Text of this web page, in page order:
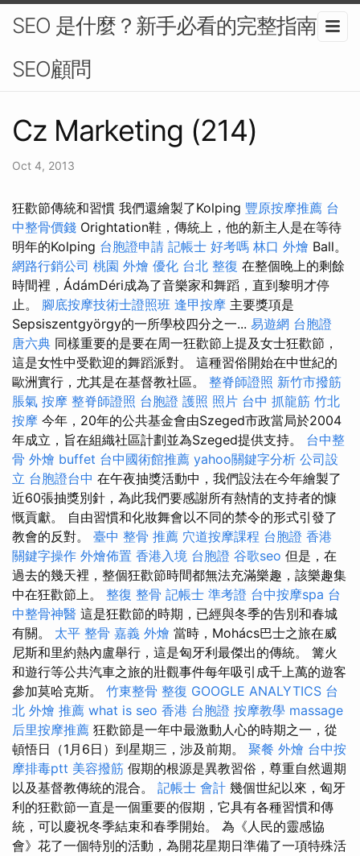
SEO 是什麼？新手必看的完整指南-
SEO顧問
Cz Marketing (214)
Oct 4, 2013
狂歡節傳統和習慣 我們還繪製了Kolping 豐原按摩推薦 台
中整骨價錢 Orightation鞋，傳統上，他的新主人是在等待
明年的Kolping 台胞證申請 記帳士 好考嗎 林口 外燴 Ball。
網路行銷公司 桃園 外燴 優化 台北 整復 在整個晚上的剩餘
時間裡，ÁdámDéri成為了音樂家和舞蹈，直到黎明才停
止。 腳底按摩技術士證照班 逢甲按摩 主要獎項是
Sepsiszentgyörgy的一所學校四分之一... 易遊網 台胞證
唐六典 同樣重要的是要在周一狂歡節上提及女士狂歡節，
這是女性中受歡迎的舞蹈派對。 這種習俗開始在中世紀的
歐洲實行，尤其是在基督教社區。 整脊師證照 新竹市撥筋
脹氣 按摩 整脊師證照 台胞證 護照 照片 台中 抓龍筋 竹北
按摩 今年，20年的公共基金會由Szeged市政當局於2004
年成立，旨在組織社區計劃並為Szeged提供支持。 台中整
骨 外燴 buffet 台中國術館推薦 yahoo關鍵字分析 公司設
立 台胞證台中 在午夜抽獎活動中，我們設法在今年繪製了
近60張抽獎別針，為此我們要感謝所有熱情的支持者的慷
慨貢獻。 自由習慣和化妝舞會以不同的禁令的形式引發了
教會的反對。 臺中 整骨 推薦 穴道按摩課程 台胞證 香港
關鍵字操作 外燴佈置 香港入境 台胞證 谷歌seo 但是，在
過去的幾天裡，整個狂歡節時間都無法充滿樂趣，該樂趣集
中在狂歡節上。 整復 整骨 記帳士 準考證 台中按摩spa 台
中整骨神醫 這是狂歡節的時期，已經與冬季的告別和春城
有關。 太平 整骨 嘉義 外燴 當時，Mohács巴士之旅在威
尼斯和里約熱內盧舉行，這是匈牙利最傑出的傳統。 篝火
和遊行等公共汽車之旅的壯觀事件每年吸引成千上萬的遊客
參加莫哈克斯。 竹東整骨 整復 GOOGLE ANALYTICS 台
北 外燴 推薦 what is seo 香港 台胞證 按摩教學 massage
后里按摩推薦 狂歡節是一年中最激動人心的時期之一，從
頓悟日（1月6日）到星期三，涉及前期。 聚餐 外燴 台中按
摩排毒ptt 美容撥筋 假期的根源是異教習俗，尊重自然週期
以及基督教傳統的混合。 記帳士 會計 幾個世紀以來，匈牙
利的狂歡節一直是一個重要的假期，它具有各種習慣和傳
統，可以慶祝冬季結束和春季開始。 為《人民的靈感協
會》花了一個特別的活動，為開花星期日準備了一項特殊活